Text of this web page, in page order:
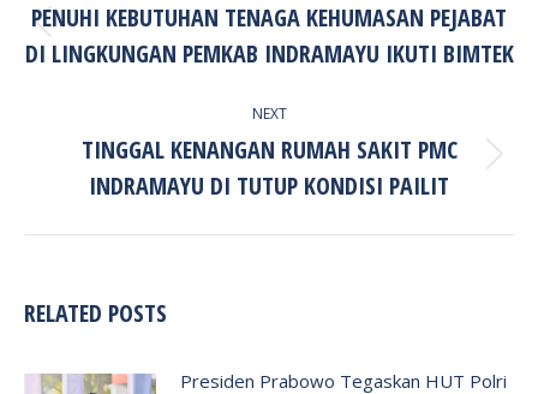
Previous
post:
PENUHI KEBUTUHAN TENAGA KEHUMASAN PEJABAT
DI LINGKUNGAN PEMKAB INDRAMAYU IKUTI BIMTEK
NEXT
Next
post:
TINGGAL KENANGAN RUMAH SAKIT PMC
INDRAMAYU DI TUTUP KONDISI PAILIT
RELATED POSTS
Presiden Prabowo Tegaskan HUT Polri